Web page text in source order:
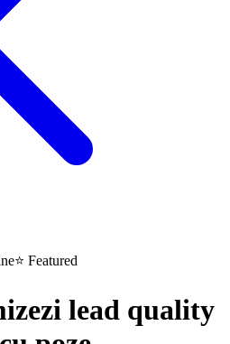
⭐ Featured
lead quality